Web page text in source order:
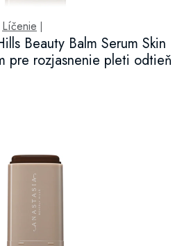
Líčenie
Beauty Balm Serum Skin
pre rozjasnenie pleti odtieň